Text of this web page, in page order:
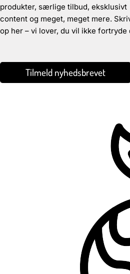
produkter, særlige tilbud, eksklusivt
content og meget, meget mere.
op her – vi lover, du vil ikke fortryde
Tilmeld nyhedsbrevet